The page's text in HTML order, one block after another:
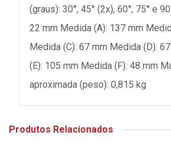
(graus): 30°, 45° (2x), 60°, 75° e
22 mm Medida (A): 137 mm
Medida (C): 67 mm Medida (D):
(E): 105 mm Medida (F): 48 mm
aproximada (peso): 0,815 kg
Produtos Relacionados